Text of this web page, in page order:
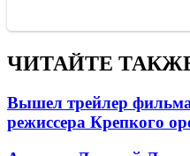
ЧИТАЙТЕ
Вышел трейлер
режиссера Крепкого